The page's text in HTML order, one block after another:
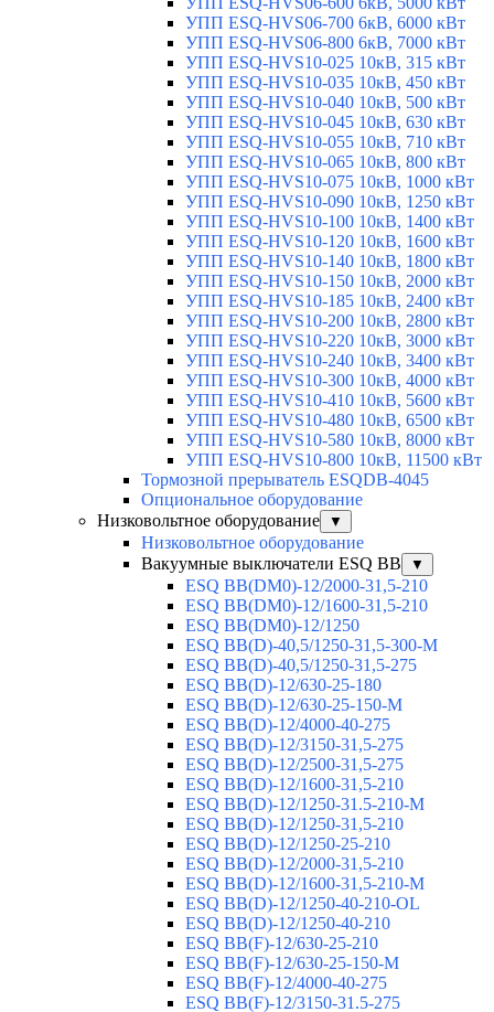
УПП ESQ-HVS06-700 6кВ, 6000 кВт
УПП ESQ-HVS06-800 6кВ, 7000 кВт
УПП ESQ-HVS10-025 10кВ, 315 кВт
УПП ESQ-HVS10-035 10кВ, 450 кВт
УПП ESQ-HVS10-040 10кВ, 500 кВт
УПП ESQ-HVS10-045 10кВ, 630 кВт
УПП ESQ-HVS10-055 10кВ, 710 кВт
УПП ESQ-HVS10-065 10кВ, 800 кВт
УПП ESQ-HVS10-075 10кВ, 1000 кВт
УПП ESQ-HVS10-090 10кВ, 1250 кВт
УПП ESQ-HVS10-100 10кВ, 1400 кВт
УПП ESQ-HVS10-120 10кВ, 1600 кВт
УПП ESQ-HVS10-140 10кВ, 1800 кВт
УПП ESQ-HVS10-150 10кВ, 2000 кВт
УПП ESQ-HVS10-185 10кВ, 2400 кВт
УПП ESQ-HVS10-200 10кВ, 2800 кВт
УПП ESQ-HVS10-220 10кВ, 3000 кВт
УПП ESQ-HVS10-240 10кВ, 3400 кВт
УПП ESQ-HVS10-300 10кВ, 4000 кВт
УПП ESQ-HVS10-410 10кВ, 5600 кВт
УПП ESQ-HVS10-480 10кВ, 6500 кВт
УПП ESQ-HVS10-580 10кВ, 8000 кВт
УПП ESQ-HVS10-800 10кВ, 11500 кВт
Тормозной прерыватель ESQDB-4045
Опциональное оборудование
Низковольтное оборудование
▼
Низковольтное оборудование
Вакуумные выключатели ESQ BB
▼
ESQ ВВ(DM0)-12/2000-31,5-210
ESQ ВВ(DM0)-12/1600-31,5-210
ESQ ВВ(DM0)-12/1250
ESQ ВВ(D)-40,5/1250-31,5-300-М
ESQ ВВ(D)-40,5/1250-31,5-275
ESQ ВВ(D)-12/630-25-180
ESQ ВВ(D)-12/630-25-150-М
ESQ ВВ(D)-12/4000-40-275
ESQ ВВ(D)-12/3150-31,5-275
ESQ ВВ(D)-12/2500-31,5-275
ESQ ВВ(D)-12/1600-31,5-210
ESQ ВВ(D)-12/1250-31.5-210-М
ESQ ВВ(D)-12/1250-31,5-210
ESQ ВВ(D)-12/1250-25-210
ESQ BB(D)-12/2000-31,5-210
ESQ BB(D)-12/1600-31,5-210-М
ESQ BB(D)-12/1250-40-210-OL
ESQ BB(D)-12/1250-40-210
ESQ ВВ(F)-12/630-25-210
ESQ ВВ(F)-12/630-25-150-М
ESQ ВВ(F)-12/4000-40-275
ESQ ВВ(F)-12/3150-31.5-275